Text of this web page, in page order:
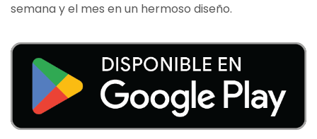
semana y el mes en un hermoso diseño.